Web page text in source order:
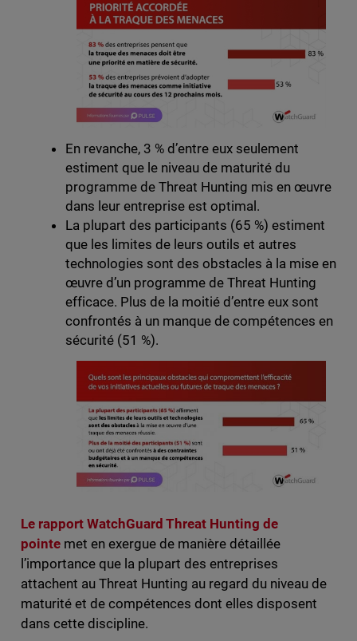
En revanche, 3 % d’entre eux seulement
estiment que le niveau de maturité du
programme de Threat Hunting mis en œuvre
dans leur entreprise est optimal.
La plupart des participants (65 %) estiment
que les limites de leurs outils et autres
technologies sont des obstacles à la mise en
œuvre d’un programme de Threat Hunting
efficace. Plus de la moitié d’entre eux sont
confrontés à un manque de compétences en
sécurité (51 %).
Le rapport WatchGuard Threat Hunting de
pointe met en exergue de manière détaillée
l’importance que la plupart des entreprises
attachent au Threat Hunting au regard du niveau de
maturité et de compétences dont elles disposent
dans cette discipline.